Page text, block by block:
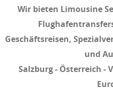
Wir bieten Limousine
Geschäftsreisen,
und
Salzburg - Österreich -